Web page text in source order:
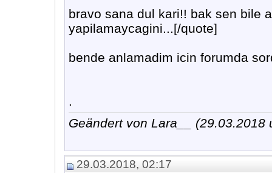
bravo sana dul kari!! bak sen bile
yapilamaycagini...[/quote]
bende anlamadim icin forumda
.
Geändert von Lara__ (29.03.2018
29.03.2018, 02:17